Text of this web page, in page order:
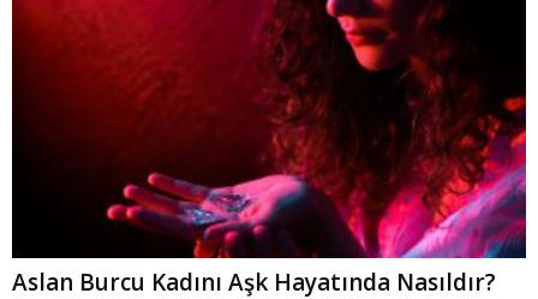
Aslan Burcu Kadını Aşk Hayatında Nasıldır?